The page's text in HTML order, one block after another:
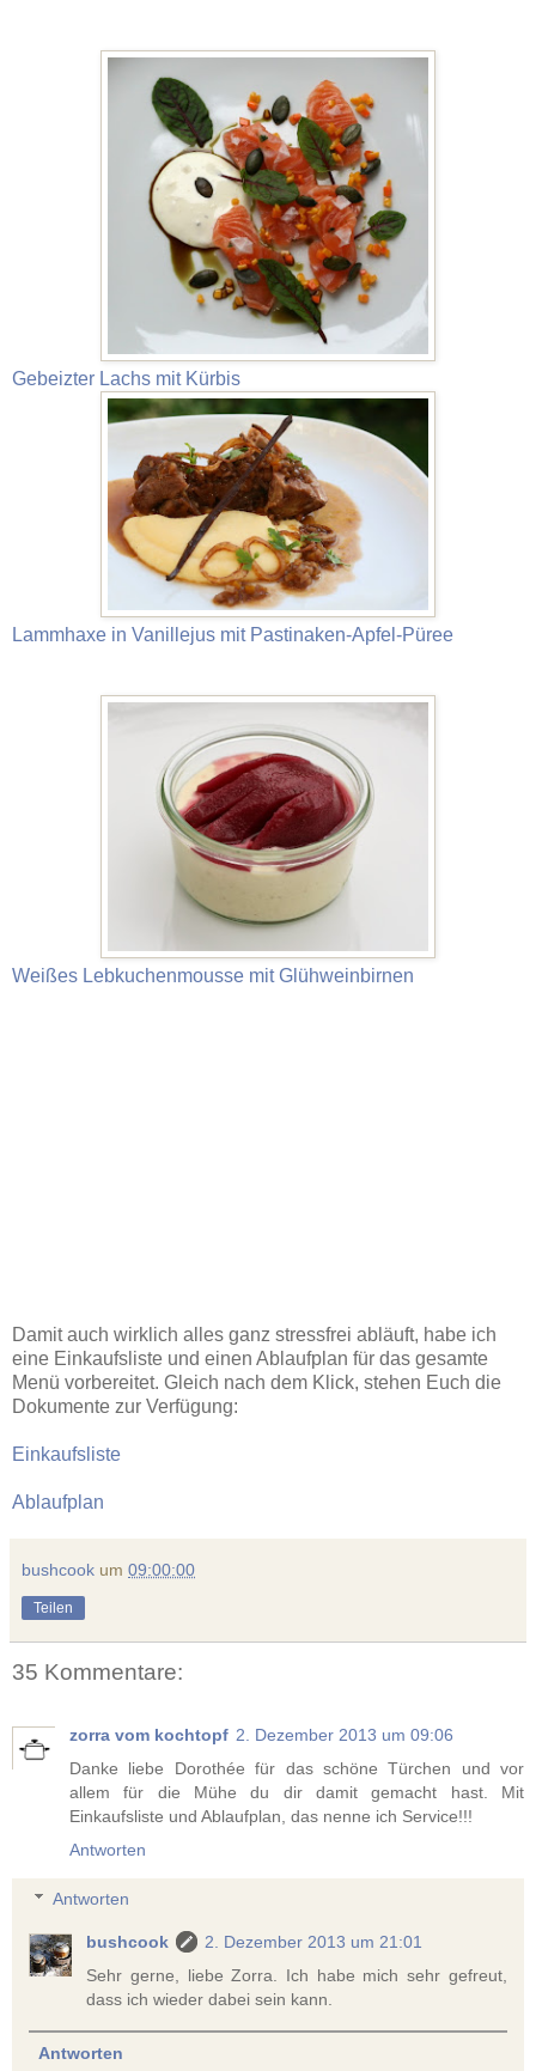
Gebeizter Lachs mit Kürbis
Lammhaxe in Vanillejus mit Pastinaken-Apfel-Püree
Weißes Lebkuchenmousse mit Glühweinbirnen
Damit auch wirklich alles ganz stressfrei abläuft, habe ich
eine Einkaufsliste und einen Ablaufplan für das gesamte
Menü vorbereitet. Gleich nach dem Klick, stehen Euch die
Dokumente zur Verfügung:
Einkaufsliste
Ablaufplan
bushcook um 09:00:00
Teilen
35 Kommentare:
zorra vom kochtopf 2. Dezember 2013 um 09:06
Danke liebe Dorothée für das schöne Türchen und vor
allem für die Mühe du dir damit gemacht hast. Mit
Einkaufsliste und Ablaufplan, das nenne ich Service!!!
Antworten
Antworten
bushcook
2. Dezember 2013 um 21:01
Sehr gerne, liebe Zorra. Ich habe mich sehr gefreut,
dass ich wieder dabei sein kann.
Antworten